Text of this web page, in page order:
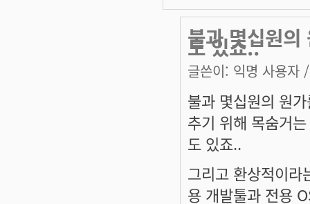
불과 몇십원의
도 있죠..
글쓴이: 익명 사용자
불과 몇십원의 원
추기 위해 목숨거
도 있죠..
그리고 환상적이라
용 개발툴과 전용